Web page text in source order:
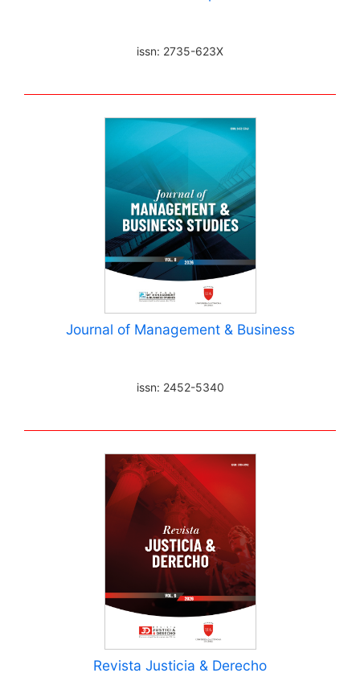
issn: 2735-623X
Journal of Management & Business
issn: 2452-5340
Revista Justicia & Derecho